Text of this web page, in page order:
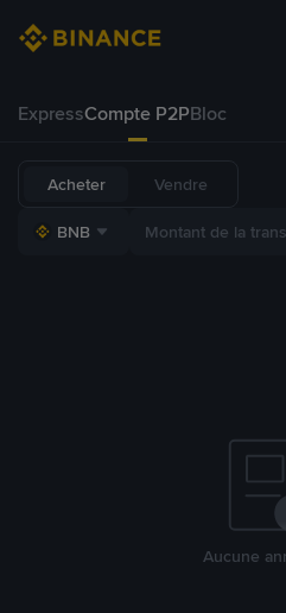
ExpressCompte P2PBloc
Acheter Vendre
BNB
Aucune